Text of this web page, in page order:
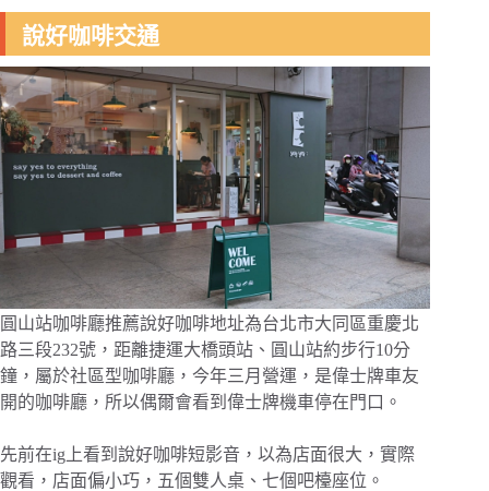
說好咖啡交通
圓山站咖啡廳推薦說好咖啡地址為台北市大同區重慶北
路三段232號，距離捷運大橋頭站、圓山站約步行10分
鐘，屬於社區型咖啡廳，今年三月營運，是偉士牌車友
開的咖啡廳，所以偶爾會看到偉士牌機車停在門口。
先前在ig上看到說好咖啡短影音，以為店面很大，實際
觀看，店面偏小巧，五個雙人桌、七個吧檯座位。